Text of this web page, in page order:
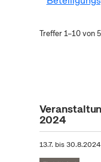
Treffer 1–10 von
2024
13.7. bis30.8.2024